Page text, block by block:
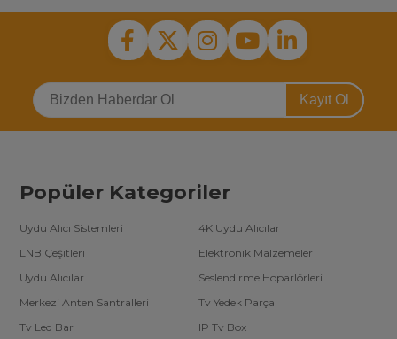
Kayıt Ol
Popüler Kategoriler
Uydu Alıcı Sistemleri
4K Uydu Alıcılar
LNB Çeşitleri
Elektronik Malzemeler
Uydu Alıcılar
Seslendirme Hoparlörleri
Merkezi Anten Santralleri
Tv Yedek Parça
Tv Led Bar
IP Tv Box